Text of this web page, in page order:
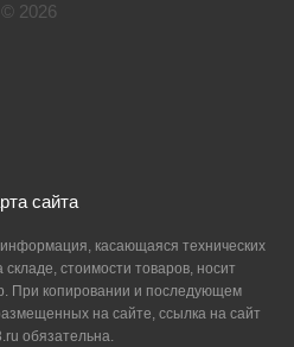
© 2026
сайта
касающаяся технических
стоимости товаров, носит
При копировании и последующем
на сайте, ссылка на сайт
обязательна.